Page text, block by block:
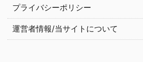
プライバシーポリシー
運営者情報/当サイトについて